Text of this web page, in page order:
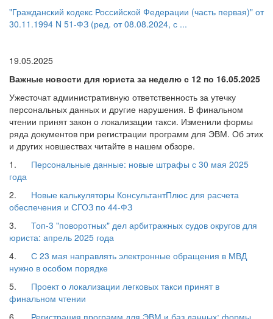
"Гражданский кодекс Российской Федерации (часть первая)" от
30.11.1994 N 51-ФЗ (ред. от 08.08.2024, с ...
19.05.2025
Важные новости для юриста за неделю с 12 по 16.05.2025
Ужесточат административную ответственность за утечку
персональных данных и другие нарушения. В финальном
чтении принят закон о локализации такси. Изменили формы
ряда документов при регистрации программ для ЭВМ. Об этих
и других новшествах читайте в нашем обзоре.
1. Персональные данные: новые штрафы с 30 мая 2025
года
2. Новые калькуляторы КонсультантПлюс для расчета
обеспечения и СГОЗ по 44-ФЗ
3. Топ-3 "поворотных" дел арбитражных судов округов для
юриста: апрель 2025 года
4. С 23 мая направлять электронные обращения в МВД
нужно в особом порядке
5. Проект о локализации легковых такси принят в
финальном чтении
6. Регистрация программ для ЭВМ и баз данных: формы